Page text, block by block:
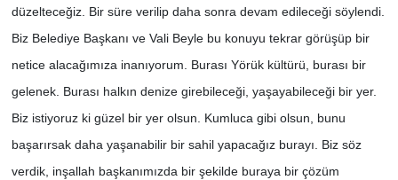
düzelteceğiz. Bir süre verilip daha sonra devam edileceği söylendi.
Biz Belediye Başkanı ve Vali Beyle bu konuyu tekrar görüşüp bir
netice alacağımıza inanıyorum. Burası Yörük kültürü, burası bir
gelenek. Burası halkın denize girebileceği, yaşayabileceği bir yer.
Biz istiyoruz ki güzel bir yer olsun. Kumluca gibi olsun, bunu
başarırsak daha yaşanabilir bir sahil yapacağız burayı. Biz söz
verdik, inşallah başkanımızda bir şekilde buraya bir çözüm